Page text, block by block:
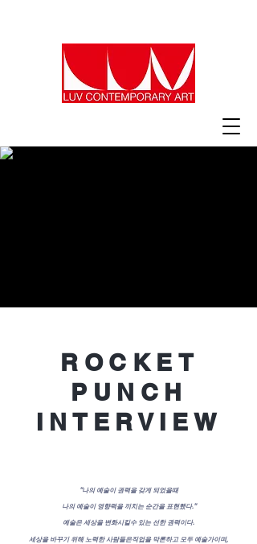
ROCKET
PUNCH
INTERVIEW
"나의 예술이 권력을 갖게 되었을때
나의 예술이 영향력을 끼치는 순간을 표현했다."
예술은 세상을 변화시킬수 있는 선한 권력이다.
세상을 바꾸기 위해 노력한 사람들은직업을 막론하고 모두 예술가이며,